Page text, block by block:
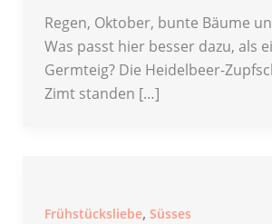
Regen, Oktober, bunte Bäume
Was passt hier besser dazu, als
Germteig? Die Heidelbeer-
Zimt standen […]
Frühstücksliebe, Süsses